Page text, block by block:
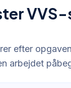
efter
arbejdet